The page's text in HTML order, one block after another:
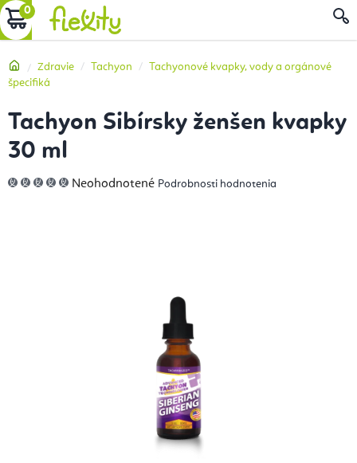
Prejsť
na
NÁKUPNÝ
Domov
Zdravie Tachyon
Tachyonové kvapky, vody a orgánové
špecifiká
Tachyon Sibírsky ženšen kvapky
30 ml
Priemerné
hodnotenie
Neohodnotené Podrobnosti hodnotenia